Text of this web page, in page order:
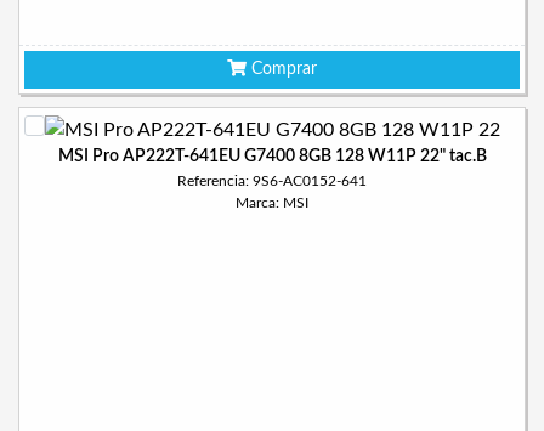
Comprar
MSI Pro AP222T-641EU G7400 8GB 128 W11P 22" tac.B
Referencia: 9S6-AC0152-641
Marca: MSI